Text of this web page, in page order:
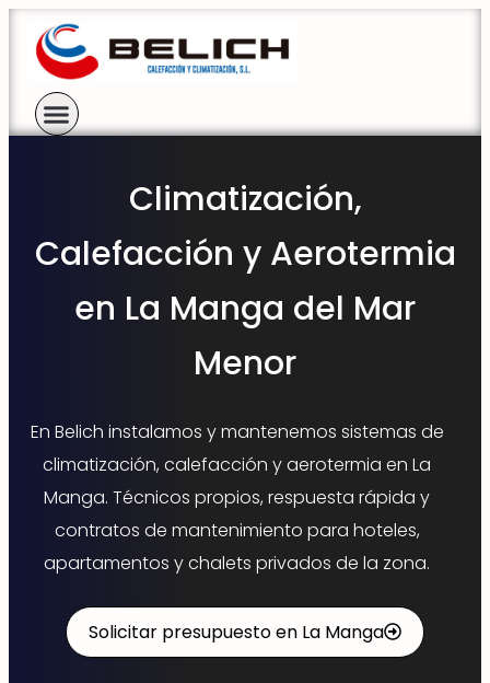
Climatización,
Calefacción y Aerotermia
en La Manga del Mar
Menor
En Belich instalamos y mantenemos sistemas de
climatización, calefacción y aerotermia en La
Manga. Técnicos propios, respuesta rápida y
contratos de mantenimiento para hoteles,
apartamentos y chalets privados de la zona.
Solicitar presupuesto en La Manga